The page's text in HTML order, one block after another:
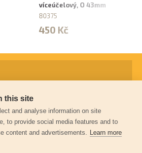
víceúčelový, O 43mm
80375
450 Kč
údajů
this site
and analyse information on site
to provide social media features and to
content and advertisements. Learn more